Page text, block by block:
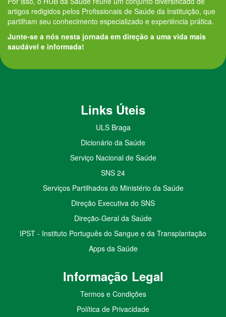
artigos redigidos pelos Profissionais de Saúde da Instituição, que
partilham seu conhecimento especializado e experiência prática.
Junte-se a nós nesta jornada em direção a uma vida mais
saudável e informada!
Links Úteis
ULS Braga
Dicionário da Saúde
Serviço Nacional de Saúde
SNS 24
Serviços Partilhados do Ministério da Saúde
Direção Executiva do SNS
Direção-Geral da Saúde
IPST - Instituto Português do Sangue e da Transplantação
Apps da Saúde
Informação Legal
Termos e Condições
Política de Privacidade